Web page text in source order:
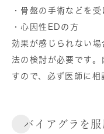
・骨盤の手術などを受
・心因性EDの方
効果が感じられない
法の検討が必要です
すので、必ず医師に相
バイアグラを